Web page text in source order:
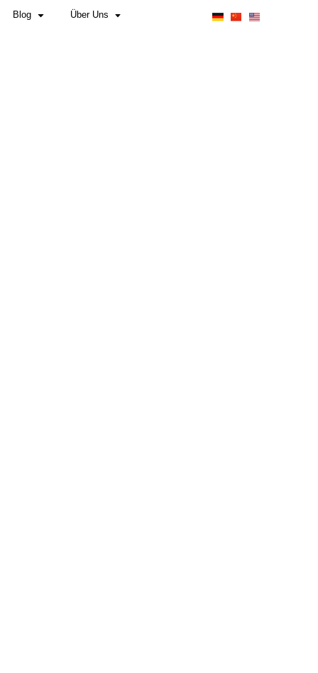
Pflichten für Hersteller & Importeure